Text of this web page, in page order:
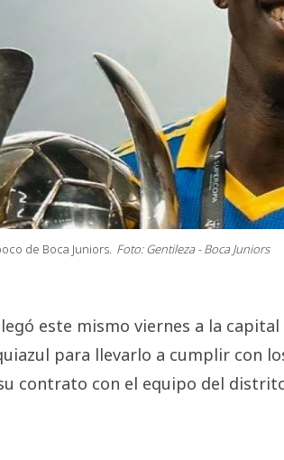
de Boca Juniors. Foto: Gentileza - Boca Juniors
este mismo viernes a la
para llevarlo a cumplir con
contrato con el equipo del